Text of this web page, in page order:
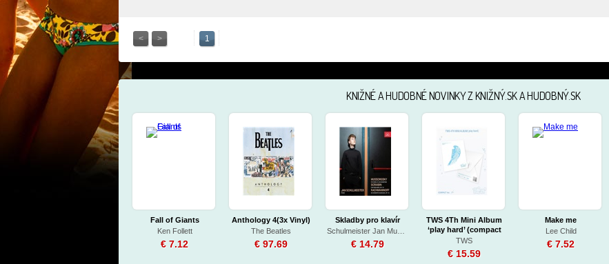
< > 1
KNIŽNÉ A HUDOBNÉ NOVINKY Z KNIŽNÝ.SK A HUDOBNÝ.SK
Fall of Giants
Ken Follett
€ 7.12
Anthology 4(3x Vinyl)
The Beatles
€ 97.69
Skladby pro klavír
€ 14.79
TWS 4Th Mini Album
‘play hard’ (compact
version)
TWS
€ 15.59
Make me
Lee Child
€ 7.52